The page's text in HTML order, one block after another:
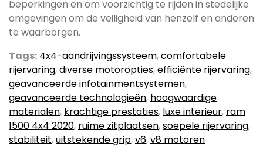
beperkingen en om voorzichtig te rijden in stedelijke
omgevingen om de veiligheid van henzelf en anderen
te waarborgen.
Tags: 4x4-aandrijvingssysteem,comfortabele
rijervaring,diverse motoropties,efficiënte rijervaring,
geavanceerde infotainmentsystemen,
geavanceerde technologieën, hoogwaardige
materialen, krachtige prestaties, luxe interieur, ram
1500 4x4 2020, ruime zitplaatsen,soepele rijervaring,
stabiliteit,uitstekende grip,v6,v8 motoren